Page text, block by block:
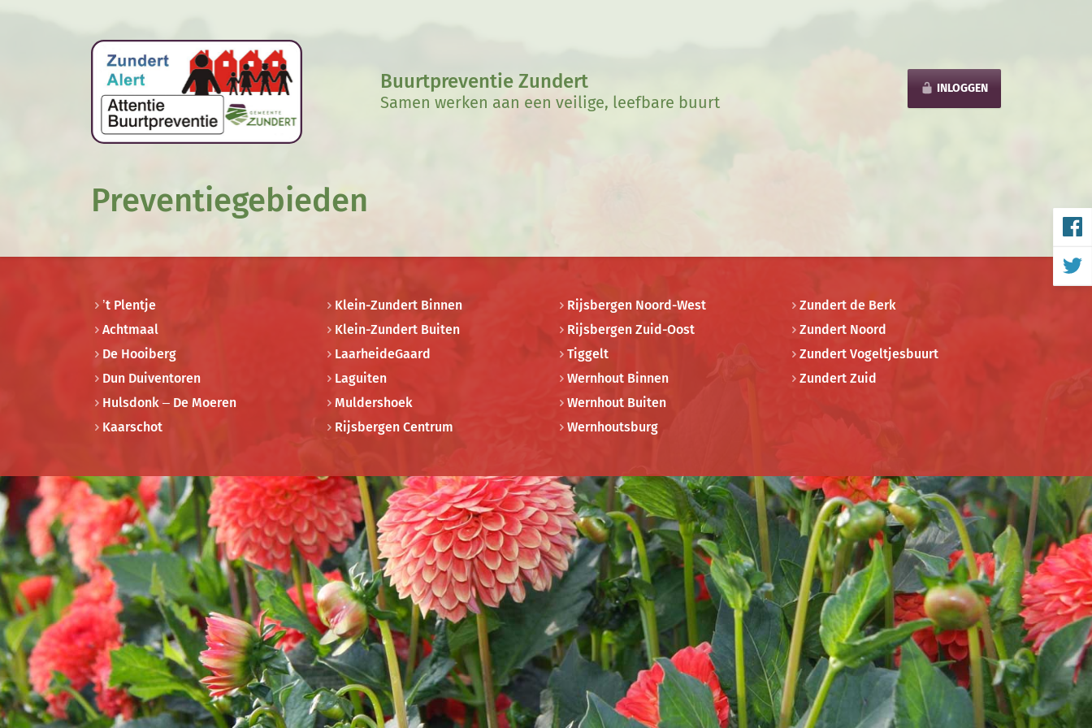
Buurtpreventie Zundert
Samen werken aan een veilige, leefbare buurt
INLOGGEN
Preventiegebieden
’t Plentje
Achtmaal
De Hooiberg
Dun Duiventoren
Hulsdonk – De Moeren
Kaarschot
Klein-Zundert Binnen
Klein-Zundert Buiten
LaarheideGaard
Laguiten
Muldershoek
Rijsbergen Centrum
Rijsbergen Noord-West
Rijsbergen Zuid-Oost
Tiggelt
Wernhout Binnen
Wernhout Buiten
Wernhoutsburg
Zundert de Berk
Zundert Noord
Zundert Vogeltjesbuurt
Zundert Zuid